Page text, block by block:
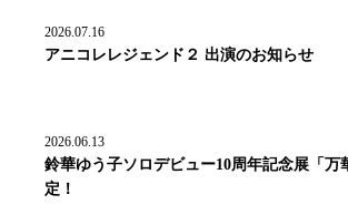
2026.07.16
アニコレレジェンド２ 出演のお知らせ
2026.06.13
鈴華ゆう子ソロデビュー10周年記念展「万
定！